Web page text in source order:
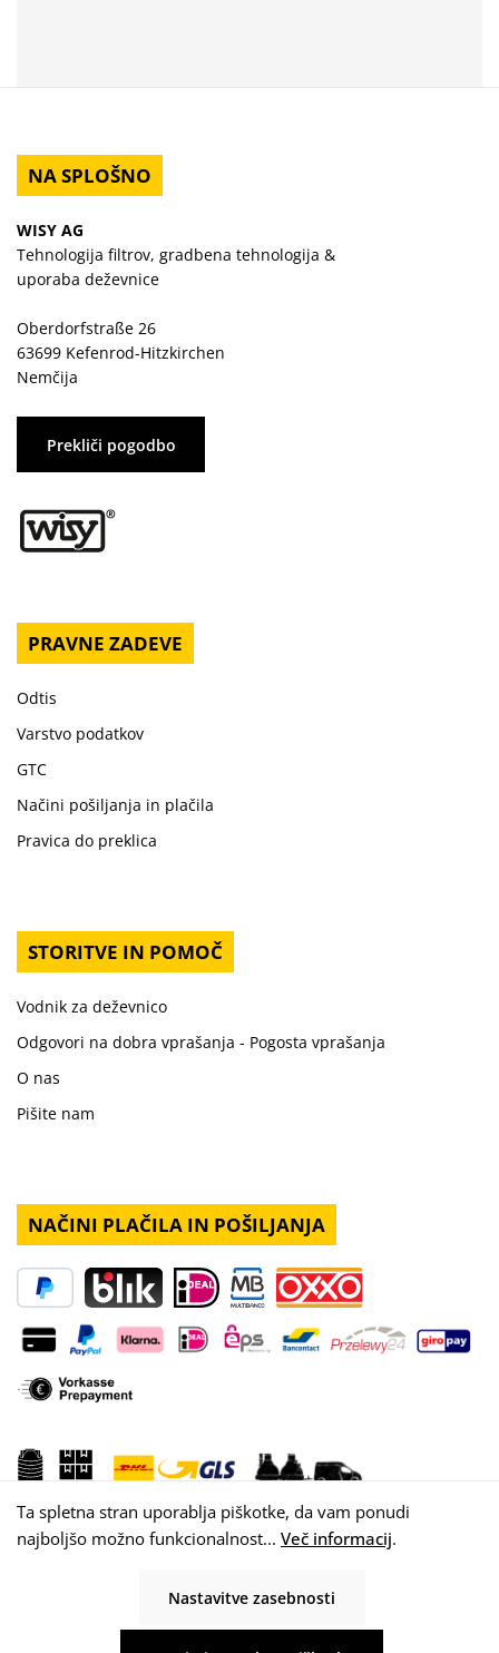
NA SPLOŠNO
WISY AG
Tehnologija filtrov, gradbena tehnologija &
uporaba deževnice
Oberdorfstraße 26
63699 Kefenrod-Hitzkirchen
Nemčija
Prekliči pogodbo
PRAVNE ZADEVE
Odtis
Varstvo podatkov
GTC
Načini pošiljanja in plačila
Pravica do preklica
STORITVE IN POMOČ
Vodnik za deževnico
Odgovori na dobra vprašanja - Pogosta vprašanja
O nas
Pišite nam
NAČINI PLAČILA IN POŠILJANJA
Ta spletna stran uporablja piškotke, da vam ponudi
najboljšo možno funkcionalnost... Več informacij.
Nastavitve zasebnosti